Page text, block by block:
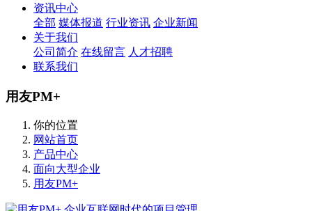
资讯中心
全部 媒体报道 行业资讯 企业新闻
关于我们
公司简介 在线留言 人才招聘
联系我们
用友PM+
你的位置
网站首页
产品中心
面向大型企业
用友PM+